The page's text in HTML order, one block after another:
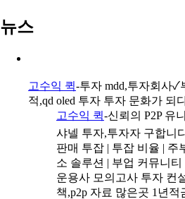
뉴스
고수익 퀵-투자 mdd,투자회사
적,qd oled 투자 투자 문화가 되
고수익 퀵-신뢰의 P2P 유
샤넬 투자,투자자 구합니
판매 투잡 | 투잡 비율 | 주
소 솔루션 | 부업 커뮤니
운용사 모의고사 투자 컨
책,p2p 자료 많은곳 1년적